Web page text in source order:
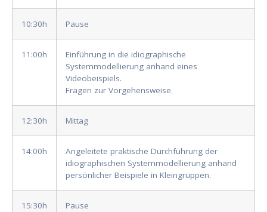
10:30h Pause
11:00h
Einführung in die idiographische
Systemmodellierung anhand eines
Videobeispiels.
Fragen zur Vorgehensweise.
12:30h Mittag
14:00h
Angeleitete praktische Durchführung der
idiographischen Systemmodellierung anhand
persönlicher Beispiele in Kleingruppen.
15:30h Pause